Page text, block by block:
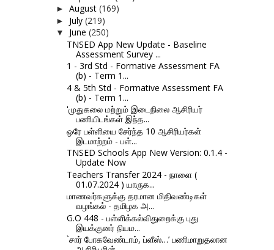
► August (169)
► July (219)
▼ June (250)
TNSED App New Update - Baseline
Assessment Survey ...
1 - 3rd Std - Formative Assessment FA
(b) - Term 1...
4 & 5th Std - Formative Assessment FA
(b) - Term 1...
'முதுகலை மற்றும் இடைநிலை ஆசிரியர்
பணியிடங்கள் இந்த...
ஒரே பள்ளியை சேர்ந்த 10 ஆசிரியர்கள்
இடமாற்றம் - பள்...
TNSED Schools App New Version: 0.1.4 -
Update Now
Teachers Transfer 2024 - நாளை (
01.07.2024 ) யாருக...
மாணவர்களுக்கு தரமான மிதிவண்டிகள்
வழங்கல் - தமிழக அ...
G.O 448 - பள்ளிக்கல்விதுறைக்கு புது
இயக்குனர் நியம...
`சார் போகவேண்டாம், ப்ளீஸ்…’ பணிமாறுதலான